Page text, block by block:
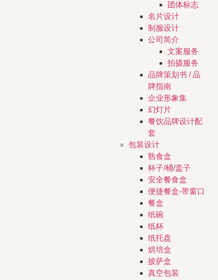
团体标志
名片设计
制服设计
公司简介
文案服务
拍摄服务
品牌策划书 / 品
牌指南
企业形象集
幻灯片
餐饮品牌设计配
套
包装设计
熟食盒
杯子/桶/盖子
安全餐食盒
便捷餐盒-带窗口
餐盒
纸碗
纸杯
纸托盘
烘培盒
披萨盒
真空包装